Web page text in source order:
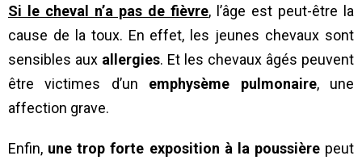
Si le cheval n’a pas de fièvre, l’âge est peut-être la
cause de la toux. En effet, les jeunes chevaux sont
sensibles aux allergies. Et les chevaux âgés peuvent
être victimes d’un emphysème pulmonaire, une
affection grave.
Enfin, une trop forte exposition à la poussièrepeut